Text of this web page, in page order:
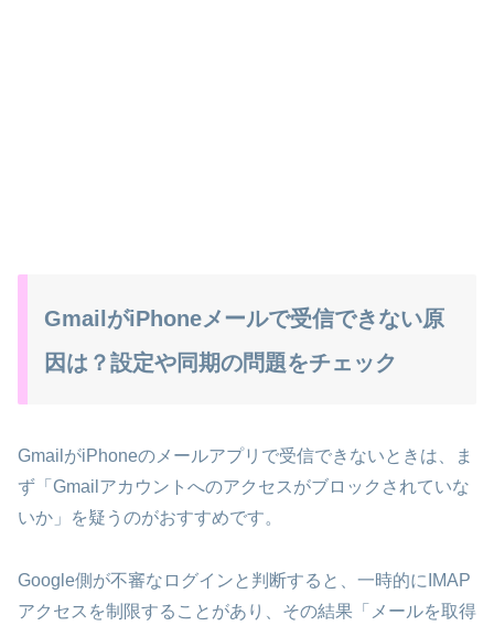
GmailがiPhoneメールで受信できない原
因は？設定や同期の問題をチェック
GmailがiPhoneのメールアプリで受信できないときは、ま
ず「Gmailアカウントへのアクセスがブロックされていな
いか」を疑うのがおすすめです。
Google側が不審なログインと判断すると、一時的にIMAP
アクセスを制限することがあり、その結果「メールを取得